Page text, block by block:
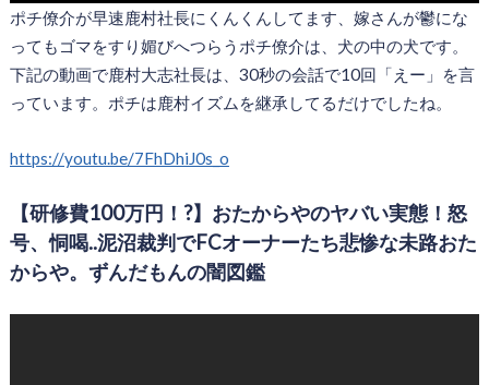
ポチ僚介が早速鹿村社長にくんくんしてます、嫁さんが鬱にな
ってもゴマをすり媚びへつらうポチ僚介は、犬の中の犬です。
下記の動画で鹿村大志社長は、30秒の会話で10回「えー」を言
っています。ポチは鹿村イズムを継承してるだけでしたね。
https://youtu.be/7FhDhiJ0s_o
【研修費100万円！?】おたからやのヤバい実態！怒
号、恫喝..泥沼裁判でFCオーナーたち悲惨な未路おた
からや。ずんだもんの闇図鑑